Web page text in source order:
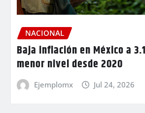
NACIONAL
Baja inflación en México a
menor nivel desde 2020
Ejemplomx Jul 24, 2026